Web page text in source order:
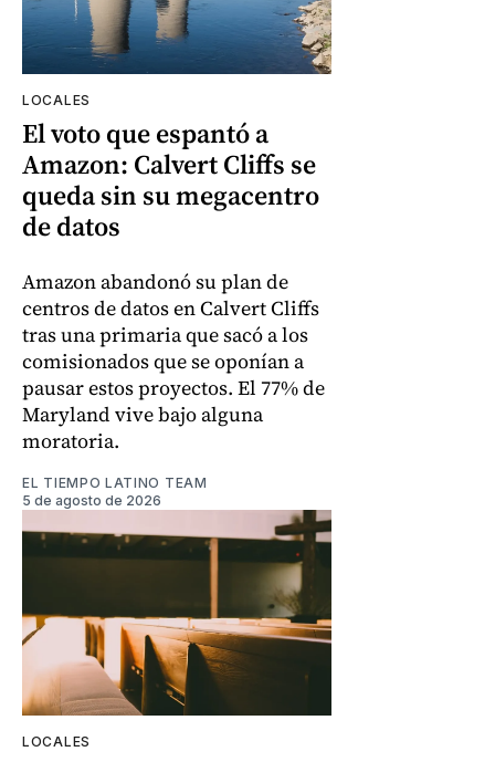
LOCALES
El voto que espantó a
Amazon: Calvert Cliffs se
queda sin su megacentro
de datos
Amazon abandonó su plan de
centros de datos en Calvert Cliffs
tras una primaria que sacó a los
comisionados que se oponían a
pausar estos proyectos. El 77% de
Maryland vive bajo alguna
moratoria.
EL TIEMPO LATINO TEAM
5 de agosto de 2026
LOCALES